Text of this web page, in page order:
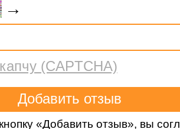
→
(CAPTCHA)
«Добавить отзыв», вы